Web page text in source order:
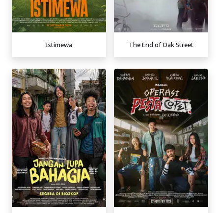
Istimewa The End of Oak Street